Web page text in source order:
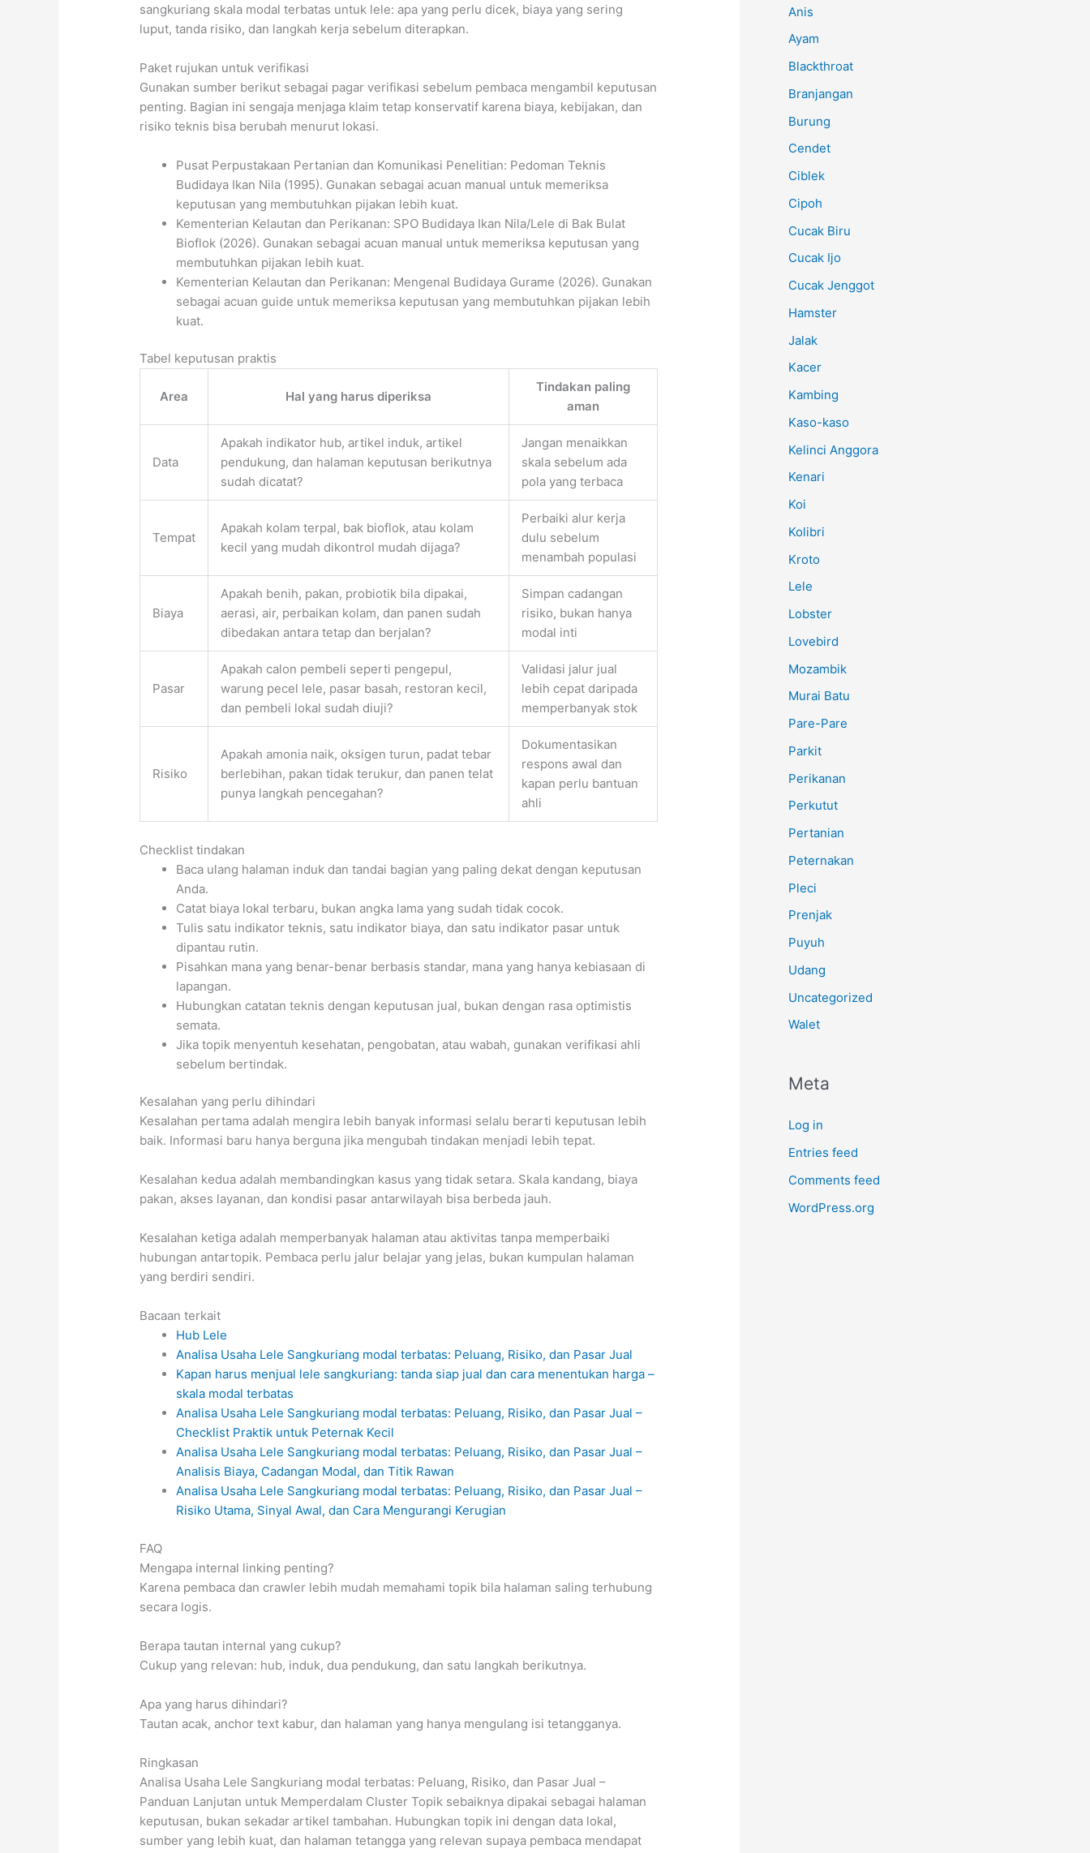
sangkuriang skala modal terbatas untuk lele: apa yang perlu dicek, biaya yang sering
luput, tanda risiko, dan langkah kerja sebelum diterapkan.
Paket rujukan untuk verifikasi
Gunakan sumber berikut sebagai pagar verifikasi sebelum pembaca mengambil keputusan
penting. Bagian ini sengaja menjaga klaim tetap konservatif karena biaya, kebijakan, dan
risiko teknis bisa berubah menurut lokasi.
Pusat Perpustakaan Pertanian dan Komunikasi Penelitian: Pedoman Teknis
Budidaya Ikan Nila (1995). Gunakan sebagai acuan manual untuk memeriksa
keputusan yang membutuhkan pijakan lebih kuat.
Kementerian Kelautan dan Perikanan: SPO Budidaya Ikan Nila/Lele di Bak Bulat
Bioflok (2026). Gunakan sebagai acuan manual untuk memeriksa keputusan yang
membutuhkan pijakan lebih kuat.
Kementerian Kelautan dan Perikanan: Mengenal Budidaya Gurame (2026). Gunakan
sebagai acuan guide untuk memeriksa keputusan yang membutuhkan pijakan lebih
kuat.
Tabel keputusan praktis
Area Hal yang harus diperiksa
Tindakan paling
aman
Data
Apakah indikator hub, artikel induk, artikel
pendukung, dan halaman keputusan berikutnya
sudah dicatat?
Jangan menaikkan
skala sebelum ada
pola yang terbaca
Tempat
Apakah kolam terpal, bak bioflok, atau kolam
kecil yang mudah dikontrol mudah dijaga?
Perbaiki alur kerja
dulu sebelum
menambah populasi
Biaya
Apakah benih, pakan, probiotik bila dipakai,
aerasi, air, perbaikan kolam, dan panen sudah
dibedakan antara tetap dan berjalan?
Simpan cadangan
risiko, bukan hanya
modal inti
Pasar
Apakah calon pembeli seperti pengepul,
warung pecel lele, pasar basah, restoran kecil,
dan pembeli lokal sudah diuji?
Validasi jalur jual
lebih cepat daripada
memperbanyak stok
Risiko
Apakah amonia naik, oksigen turun, padat tebar
berlebihan, pakan tidak terukur, dan panen telat
punya langkah pencegahan?
Dokumentasikan
respons awal dan
kapan perlu bantuan
ahli
Checklist tindakan
Baca ulang halaman induk dan tandai bagian yang paling dekat dengan keputusan
Anda.
Catat biaya lokal terbaru, bukan angka lama yang sudah tidak cocok.
Tulis satu indikator teknis, satu indikator biaya, dan satu indikator pasar untuk
dipantau rutin.
Pisahkan mana yang benar-benar berbasis standar, mana yang hanya kebiasaan di
lapangan.
Hubungkan catatan teknis dengan keputusan jual, bukan dengan rasa optimistis
semata.
Jika topik menyentuh kesehatan, pengobatan, atau wabah, gunakan verifikasi ahli
sebelum bertindak.
Kesalahan yang perlu dihindari
Kesalahan pertama adalah mengira lebih banyak informasi selalu berarti keputusan lebih
baik. Informasi baru hanya berguna jika mengubah tindakan menjadi lebih tepat.
Kesalahan kedua adalah membandingkan kasus yang tidak setara. Skala kandang, biaya
pakan, akses layanan, dan kondisi pasar antarwilayah bisa berbeda jauh.
Kesalahan ketiga adalah memperbanyak halaman atau aktivitas tanpa memperbaiki
hubungan antartopik. Pembaca perlu jalur belajar yang jelas, bukan kumpulan halaman
yang berdiri sendiri.
Bacaan terkait
Hub Lele
Analisa Usaha Lele Sangkuriang modal terbatas: Peluang, Risiko, dan Pasar Jual
Kapan harus menjual lele sangkuriang: tanda siap jual dan cara menentukan harga –
skala modal terbatas
Analisa Usaha Lele Sangkuriang modal terbatas: Peluang, Risiko, dan Pasar Jual –
Checklist Praktik untuk Peternak Kecil
Analisa Usaha Lele Sangkuriang modal terbatas: Peluang, Risiko, dan Pasar Jual –
Analisis Biaya, Cadangan Modal, dan Titik Rawan
Analisa Usaha Lele Sangkuriang modal terbatas: Peluang, Risiko, dan Pasar Jual –
Risiko Utama, Sinyal Awal, dan Cara Mengurangi Kerugian
FAQ
Mengapa internal linking penting?
Karena pembaca dan crawler lebih mudah memahami topik bila halaman saling terhubung
secara logis.
Berapa tautan internal yang cukup?
Cukup yang relevan: hub, induk, dua pendukung, dan satu langkah berikutnya.
Apa yang harus dihindari?
Tautan acak, anchor text kabur, dan halaman yang hanya mengulang isi tetangganya.
Ringkasan
Analisa Usaha Lele Sangkuriang modal terbatas: Peluang, Risiko, dan Pasar Jual –
Panduan Lanjutan untuk Memperdalam Cluster Topik sebaiknya dipakai sebagai halaman
keputusan, bukan sekadar artikel tambahan. Hubungkan topik ini dengan data lokal,
sumber yang lebih kuat, dan halaman tetangga yang relevan supaya pembaca mendapat
Anis
Ayam
Blackthroat
Branjangan
Burung
Cendet
Ciblek
Cipoh
Cucak Biru
Cucak Ijo
Cucak Jenggot
Hamster
Jalak
Kacer
Kambing
Kaso-kaso
Kelinci Anggora
Kenari
Koi
Kolibri
Kroto
Lele
Lobster
Lovebird
Mozambik
Murai Batu
Pare-Pare
Parkit
Perikanan
Perkutut
Pertanian
Peternakan
Pleci
Prenjak
Puyuh
Udang
Uncategorized
Walet
Meta
Log in
Entries feed
Comments feed
WordPress.org